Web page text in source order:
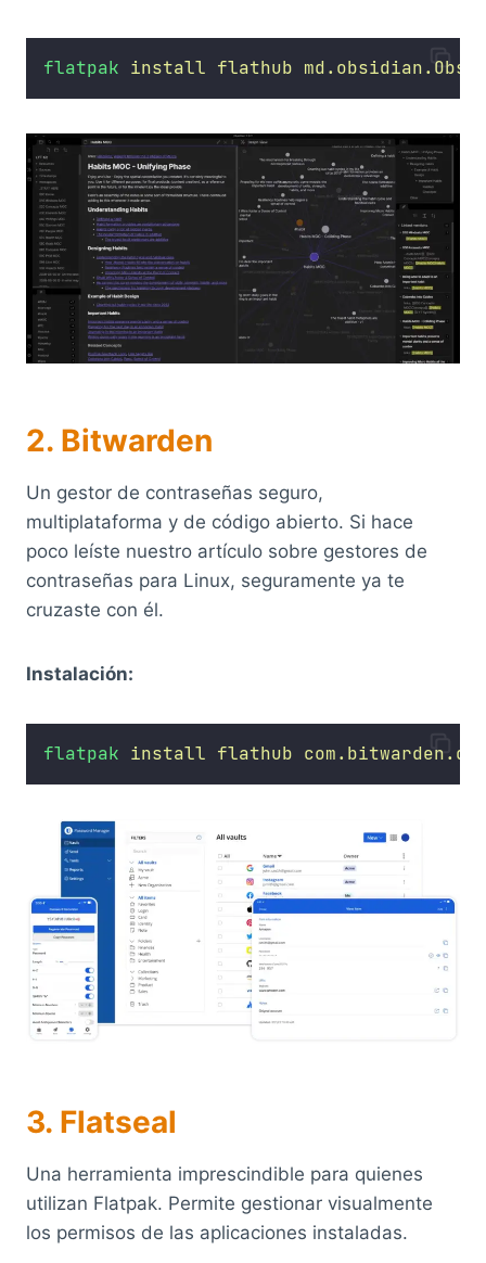
flatpak install flathub
2. Bitwarden
Un gestor de contraseñas seguro,
multiplataforma y de código abierto. Si hace
poco leíste nuestro artículo sobre gestores de
contraseñas para Linux, seguramente ya te
cruzaste con él.
Instalación:
flatpak install flathub
3. Flatseal
Una herramienta imprescindible para quienes
utilizan Flatpak. Permite gestionar visualmente
los permisos de las aplicaciones instaladas.